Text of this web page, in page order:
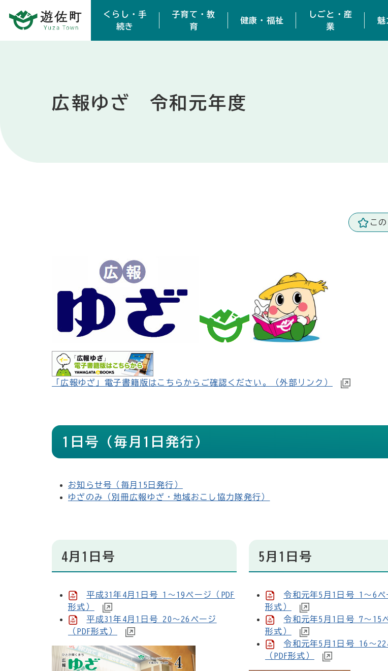
くらし・手
続き
子育て・教
育
健康・福祉
しごと・産
業
魅
広報ゆざ 令和元年度
こ
「広報ゆざ」電子書籍版はこちらからご確認ください。（外部リンク）
1日号（毎月1日発行）
お知らせ号（毎月15日発行）
ゆざのみ（別冊広報ゆざ・地域おこし協力隊発行）
4月1日号
平成31年4月1日号 1～19ページ（PDF
形式）
平成31年4月1日号 20～26ページ
（PDF形式）
5月1日号
令和元年5月1日号 1～6ペ
形式）
令和元年5月1日号 7～15
形式）
令和元年5月1日号 16～22
（PDF形式）